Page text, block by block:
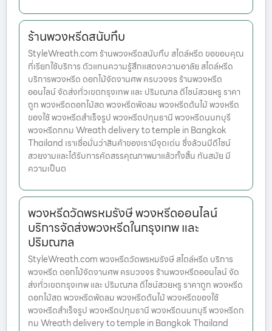
ร้านพวงหรีดสนับทึบ
StyleWreath.com ร้านพวงหรีดสนับทึบ สไตล์หรีด ขอขอบคุณ
ที่เรียกใช้บริการ ตัวแทนความรู้สึกแสดงความอาลัย สไตล์หรีด
บริการพวงหรีด ดอกไม้จัดงานศพ ครบวงจร ร้านพวงหรีด
ออนไลน์ จัดส่งทั่วเขตกรุงเทพ และ ปริมณฑล ดีไซน์สวยหรู ราคา
ถูก พวงหรีดดอกไม้สด พวงหรีดพัดลม พวงหรีดต้นไม้ พวงหรีด
ของใช้ พวงหรีดสำเร็จรูป พวงหรีดปทุมธานี พวงหรีดนนทบุรี
พวงหรีดกทม Wreath delivery to temple in Bangkok
Thailand เราเชื่อมั่นว่าสินค้าของเรามีจุดเด่น ซึ่งล้วนมีดีไซน์
สวยงามและได้รับการคัดสรรคุณภาพมาแล้วทั้งสิ้น ทันสมัย มี
ความเป็นต
พวงหรีดวัดพรหมรังษี พวงหรีดออนไลน์
บริการจัดส่งพวงหรีดในกรุงเทพ และ
ปริมณฑล
StyleWreath.com พวงหรีดวัดพรหมรังษี สไตล์หรีด บริการ
พวงหรีด ดอกไม้จัดงานศพ ครบวงจร ร้านพวงหรีดออนไลน์ จัด
ส่งทั่วเขตกรุงเทพ และ ปริมณฑล ดีไซน์สวยหรู ราคาถูก พวงหรีด
ดอกไม้สด พวงหรีดพัดลม พวงหรีดต้นไม้ พวงหรีดของใช้
พวงหรีดสำเร็จรูป พวงหรีดปทุมธานี พวงหรีดนนทบุรี พวงหรีดก
ทม Wreath delivery to temple in Bangkok Thailand